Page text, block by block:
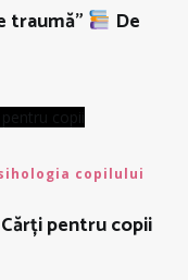
traumă”
De
copilului
pentru copii